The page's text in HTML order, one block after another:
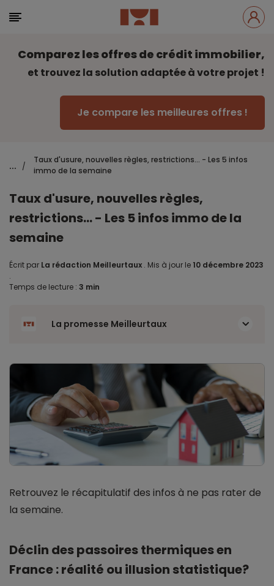
Comparez les offres de crédit immobilier,
et trouvez la solution adaptée à votre projet !
Je compare les meilleures offres !
... /
Taux d'usure, nouvelles règles, restrictions... - Les 5 infos
immo de la semaine
Taux d'usure, nouvelles règles,
restrictions... - Les 5 infos immo de la
semaine
Écrit par La rédaction Meilleurtaux . Mis à jour le 10 décembre 2023
.
Temps de lecture : 3 min
La promesse Meilleurtaux
Retrouvez le récapitulatif des infos à ne pas rater de
la semaine.
Déclin des passoires thermiques en
France : réalité ou illusion statistique?